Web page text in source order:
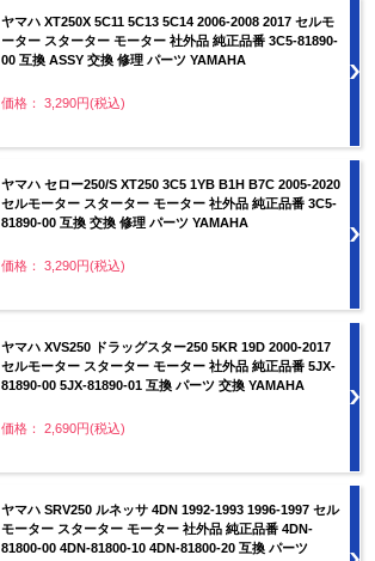
ヤマハ XT250X 5C11 5C13 5C14 2006-2008 2017 セルモ
ーター スターター モーター 社外品 純正品番 3C5-81890-
00 互換 ASSY 交換 修理 パーツ YAMAHA
価格： 3,290円(税込)
ヤマハ セロー250/S XT250 3C5 1YB B1H B7C 2005-2020
セルモーター スターター モーター 社外品 純正品番 3C5-
81890-00 互換 交換 修理 パーツ YAMAHA
価格： 3,290円(税込)
ヤマハ XVS250 ドラッグスター250 5KR 19D 2000-2017
セルモーター スターター モーター 社外品 純正品番 5JX-
81890-00 5JX-81890-01 互換 パーツ 交換 YAMAHA
価格： 2,690円(税込)
ヤマハ SRV250 ルネッサ 4DN 1992-1993 1996-1997 セル
モーター スターター モーター 社外品 純正品番 4DN-
81800-00 4DN-81800-10 4DN-81800-20 互換 パーツ